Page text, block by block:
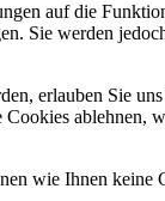
auf die
Sie werden
erlauben Sie
ablehnen,
wie Ihnen keine